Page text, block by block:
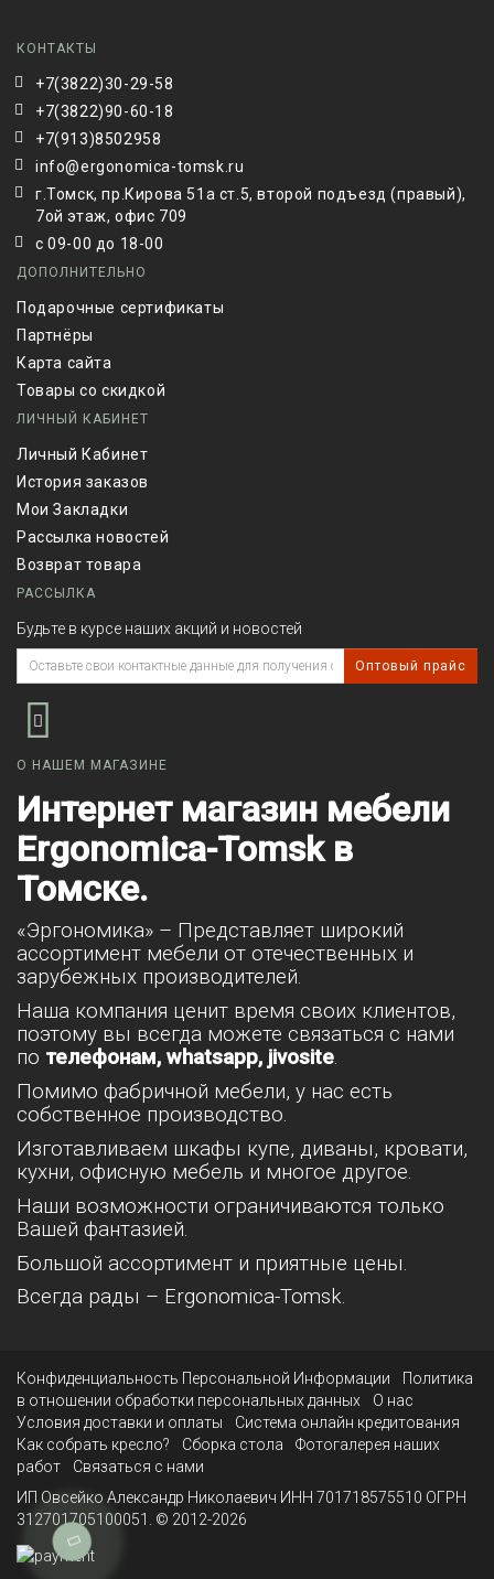
КОНТАКТЫ
+7(3822)30-29-58
+7(3822)90-60-18
+7(913)8502958
info@ergonomica-tomsk.ru
г.Томск, пр.Кирова 51а ст.5, второй подъезд (правый),
7ой этаж, офис 709
с 09-00 до 18-00
ДОПОЛНИТЕЛЬНО
Подарочные сертификаты
Партнёры
Карта сайта
Товары со скидкой
ЛИЧНЫЙ КАБИНЕТ
Личный Кабинет
История заказов
Мои Закладки
Рассылка новостей
Возврат товара
РАССЫЛКА
Будьте в курсе наших акций и новостей
Оптовый прайс
О НАШЕМ МАГАЗИНЕ
Интернет магазин мебели
Ergonomica-Tomsk в
Томске.
«Эргономика» – Представляет широкий
ассортимент мебели от отечественных и
зарубежных производителей.
Наша компания ценит время своих клиентов,
поэтому вы всегда можете связаться с нами
по телефонам, whatsapp, jivosite.
Помимо фабричной мебели, у нас есть
собственное производство.
Изготавливаем шкафы купе, диваны, кровати,
кухни, офисную мебель и многое другое.
Наши возможности ограничиваются только
Вашей фантазией.
Большой ассортимент и приятные цены.
Всегда рады – Ergonomica-Tomsk.
Конфиденциальность Персональной Информации
Политика
в отношении обработки персональных данных
О нас
Условия доставки и оплаты
Система онлайн кредитования
Как собрать кресло?
Сборка стола
Фотогалерея наших
работ
Связаться с нами
ИП Овсейко Александр Николаевич ИНН 701718575510 ОГРН
312701705100051. © 2012-2026